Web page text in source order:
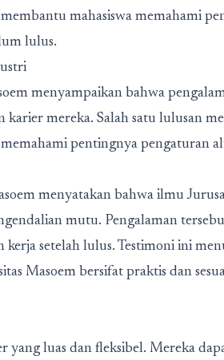
mahasiswa memahami
lulus.
menyampaikan bahwa
mereka. Salah satu lulusan
pentingnya pengaturan
menyatakan bahwa ilmu
mutu. Pengalaman
setelah lulus. Testimoni ini
Masoem bersifat praktis dan
yang luas dan fleksibel. Mereka